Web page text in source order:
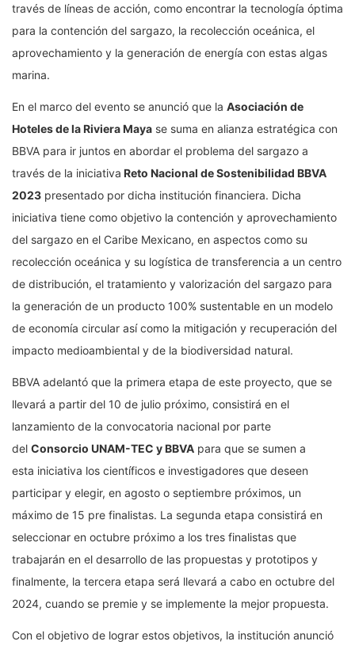
través de líneas de acción, como encontrar la tecnología óptima
para la contención del sargazo, la recolección oceánica, el
aprovechamiento y la generación de energía con estas algas
marina.
En el marco del evento se anunció que la Asociación de
Hoteles de la Riviera Maya se suma en alianza estratégica con
BBVA para ir juntos en abordar el problema del sargazo a
través de la iniciativa Reto Nacional de Sostenibilidad BBVA
2023 presentado por dicha institución financiera. Dicha
iniciativa tiene como objetivo la contención y aprovechamiento
del sargazo en el Caribe Mexicano, en aspectos como su
recolección oceánica y su logística de transferencia a un centro
de distribución, el tratamiento y valorización del sargazo para
la generación de un producto 100% sustentable en un modelo
de economía circular así como la mitigación y recuperación del
impacto medioambiental y de la biodiversidad natural.
BBVA adelantó que la primera etapa de este proyecto, que se
llevará a partir del 10 de julio próximo, consistirá en el
lanzamiento de la convocatoria nacional por parte
del Consorcio UNAM-TEC y BBVA para que se sumen a
esta iniciativa los científicos e investigadores que deseen
participar y elegir, en agosto o septiembre próximos, un
máximo de 15 pre finalistas. La segunda etapa consistirá en
seleccionar en octubre próximo a los tres finalistas que
trabajarán en el desarrollo de las propuestas y prototipos y
finalmente, la tercera etapa será llevará a cabo en octubre del
2024, cuando se premie y se implemente la mejor propuesta.
Con el objetivo de lograr estos objetivos, la institución anunció